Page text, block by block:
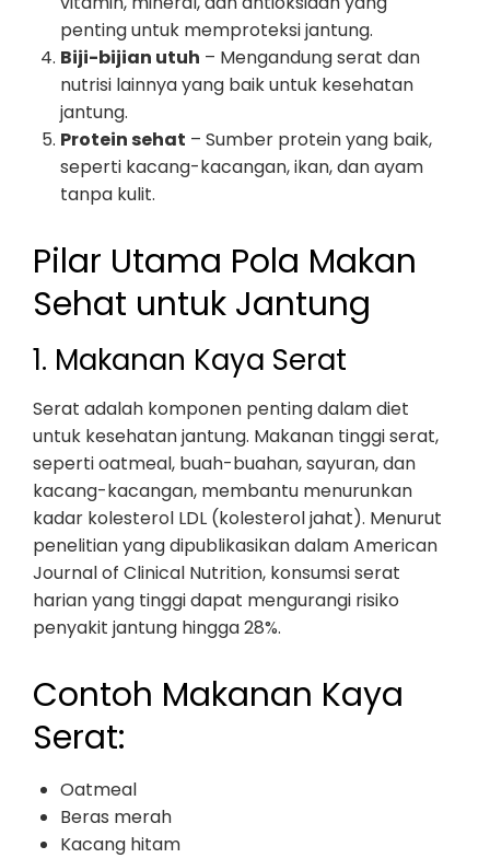
penting untuk memproteksi jantung.
Biji-bijian utuh – Mengandung serat dan
nutrisi lainnya yang baik untuk kesehatan
jantung.
Protein sehat – Sumber protein yang baik,
seperti kacang-kacangan, ikan, dan ayam
tanpa kulit.
Pilar Utama Pola Makan
Sehat untuk Jantung
1. Makanan Kaya Serat
Serat adalah komponen penting dalam diet
untuk kesehatan jantung. Makanan tinggi serat,
seperti oatmeal, buah-buahan, sayuran, dan
kacang-kacangan, membantu menurunkan
kadar kolesterol LDL (kolesterol jahat). Menurut
penelitian yang dipublikasikan dalam American
Journal of Clinical Nutrition, konsumsi serat
harian yang tinggi dapat mengurangi risiko
penyakit jantung hingga 28%.
Contoh Makanan Kaya
Serat:
Oatmeal
Beras merah
Kacang hitam